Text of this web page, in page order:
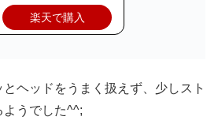
楽天で購入
ヘッドをうまく扱えず、少しスト
ようでした^^;